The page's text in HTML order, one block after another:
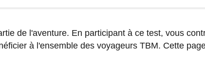
de l'aventure. En participant à ce test, vous
à l'ensemble des voyageurs TBM. Cette